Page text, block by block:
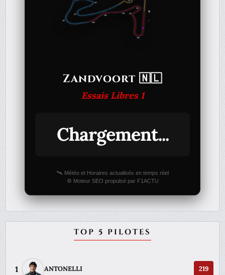
Zandvoort 🇳🇱
Essais Libres 1
Chargement...
🛰️ Météo et Horaires actualisés en temps réel
⚙️ Moteur SEO propulsé par F1ACTU
TOP 5 PILOTES
1 ANTONELLI 219